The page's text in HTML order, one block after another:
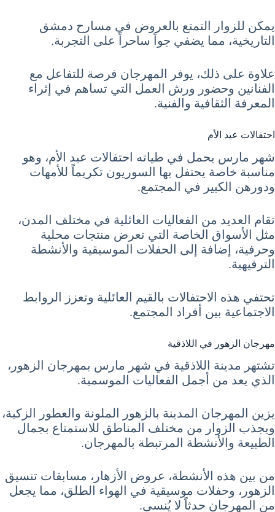
يمكن للزوار التمتع بالعروض في مسارح دمشق
التاريخية، مما يضفي جواً ساحراً على التجربة.
علاوة على ذلك، يوفر المهرجان فرصة للتفاعل مع
الفنانين وحضور ورش العمل التي تساهم في إثراء
المعرفة الثقافية والفنية.
احتفالات عيد الأم
شهر مارس يحمل في طياته احتفالات عيد الأم، وهو
مناسبة خاصة يحتفل بها السوريون تكريماً للأمهات
ودورهن الكبير في المجتمع.
تقام العديد من الفعاليات العائلية في مختلف المدن،
مثل الأسواق الخاصة التي تعرض منتجات محلية
وحرفية، إضافة إلى الحفلات الموسيقية والأنشطة
الترفيهية.
تحتفي هذه الاحتفالات بالقيم العائلية وتعزز الروابط
الاجتماعية بين أفراد المجتمع.
مهرجان الزهور في اللاذقية
تشتهر مدينة اللاذقية في شهر مارس بمهرجان الزهور،
الذي يعد من أجمل الفعاليات الموسمية.
يزين المهرجان المدينة بالزهور الملونة والعطور الزكية،
ويجذب الزوار من مختلف المناطق للاستمتاع بجمال
الطبيعة والأنشطة المرتبطة بالمهرجان.
من بين هذه الأنشطة، عروض الأزهار، مسابقات تنسيق
الزهور، وحفلات موسيقية في الهواء الطلق، مما يجعل
من المهرجان حدثاً لا يُنسى.